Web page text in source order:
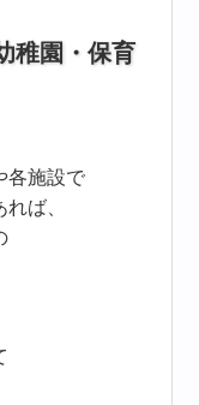
稚園・保育
各施設で
ば、